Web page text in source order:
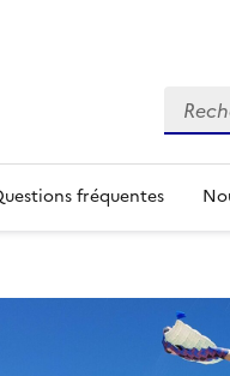
fréquentes